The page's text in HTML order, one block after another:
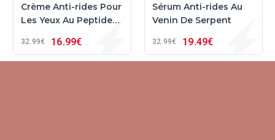
Crème Anti-rides Pour
Les Yeux Au Peptide
32 99€ 16 99€
Sérum Anti-rides Au
Venin De Serpent
32 99€ 19 49€